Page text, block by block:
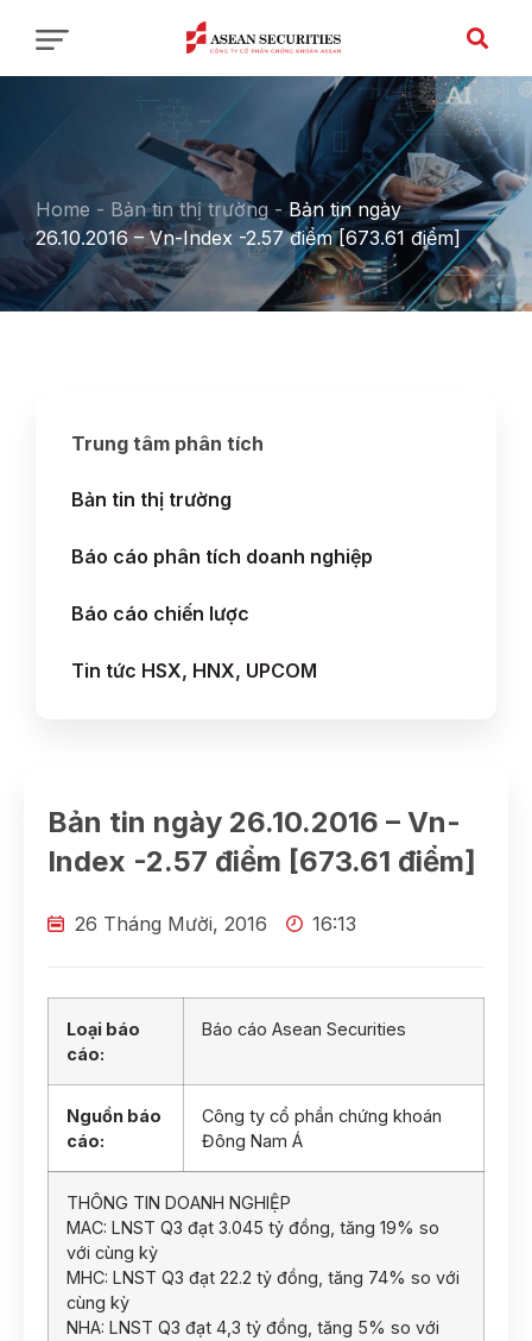
Home - Bản tin thị trường -Bản tin ngày
26.10.2016 – Vn-Index -2.57 điểm [673.61 điểm]
Trung tâm phân tích
Bản tin thị trường
Báo cáo phân tích doanh nghiệp
Báo cáo chiến lược
Tin tức HSX, HNX, UPCOM
Bản tin ngày 26.10.2016 – Vn-
Index -2.57 điểm [673.61 điểm]
26 Tháng Mười, 2016 16:13
Loại báo
cáo:
Báo cáo Asean Securities
Nguồn báo
cáo:
Công ty cổ phần chứng khoán
Đông Nam Á
THÔNG TIN DOANH NGHIỆP
MAC: LNST Q3 đạt 3.045 tỷ đồng, tăng 19% so
với cùng kỳ
MHC: LNST Q3 đạt 22.2 tỷ đồng, tăng 74% so với
cùng kỳ
NHA: LNST Q3 đạt 4,3 tỷ đồng, tăng 5% so với